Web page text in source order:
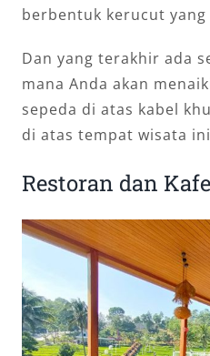
berbentuk kerucut yang
Dan yang terakhir ada
mana Anda akan
sepeda di atas kabel
di atas tempat wisata
Restoran dan Kafe